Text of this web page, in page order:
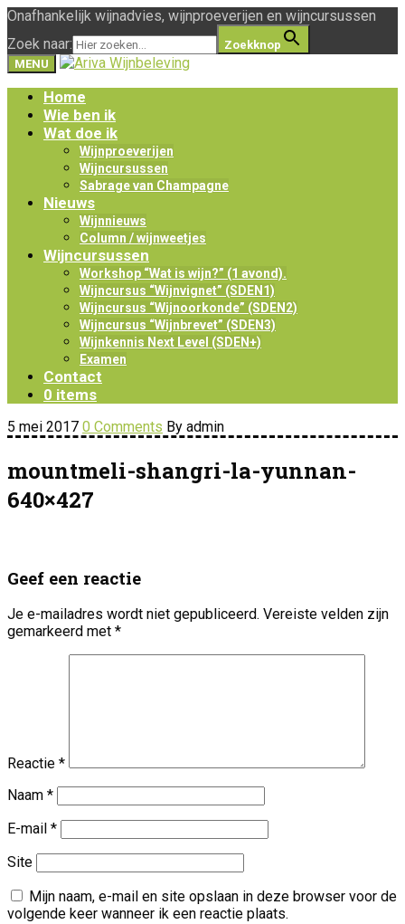
Onafhankelijk wijnadvies, wijnproeverijen en wijncursussen
Zoek naar:
Zoekknop
MENU
Home
Wie ben ik
Wat doe ik
Wijnproeverijen
Wijncursussen
Sabrage van Champagne
Nieuws
Wijnnieuws
Column / wijnweetjes
Wijncursussen
Workshop “Wat is wijn?” (1 avond).
Wijncursus “Wijnvignet” (SDEN1)
Wijncursus “Wijnoorkonde” (SDEN2)
Wijncursus “Wijnbrevet” (SDEN3)
Wijnkennis Next Level (SDEN+)
Examen
Contact
0 items
5 mei 2017 0 Comments By admin
mountmeli-shangri-la-yunnan-
640×427
Geef een reactie
Je e-mailadres wordt niet gepubliceerd. Vereiste velden zijn
gemarkeerd met *
Reactie *
Naam *
E-mail *
Site
Mijn naam, e-mail en site opslaan in deze browser voor de
volgende keer wanneer ik een reactie plaats.